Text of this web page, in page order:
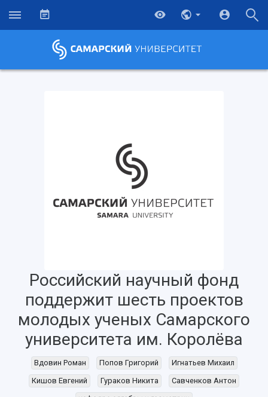
НАЗАД
Об университете
История
Новости
Главные новости
Образование
Почему я выбираю Самарский университет?
Научно-исследовательская деятельность
Основные научные направления
Российский научный фонд
поддержит шесть проектов
молодых ученых Самарского
университета им. Королёва
Вдовин Роман Попов Григорий
Игнатьев Михаил
Кишов Евгений
Гураков Никита
Савченков Антон